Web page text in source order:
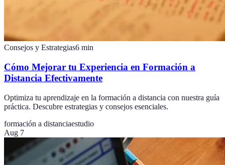
Consejos y Estrategias6 min
Cómo Mejorar tu Experiencia en Formación a
Distancia Efectivamente
Optimiza tu aprendizaje en la formación a distancia con nuestra guía
práctica. Descubre estrategias y consejos esenciales.
formación a distanciaestudio
Aug 7